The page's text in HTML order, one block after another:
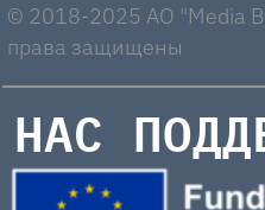
© 2018-2025 AO "Media
права защищены
НАС